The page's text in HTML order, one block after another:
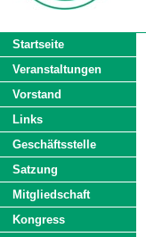
Startseite
Veranstaltungen
Vorstand
Links
Geschäftsstelle
Satzung
Mitgliedschaft
Kongress